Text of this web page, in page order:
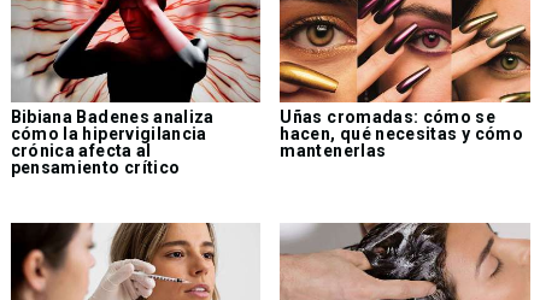
Bibiana Badenes analiza
cómo la hipervigilancia
crónica afecta al
pensamiento crítico
Uñas cromadas: cómo se
hacen, qué necesitas y cómo
mantenerlas